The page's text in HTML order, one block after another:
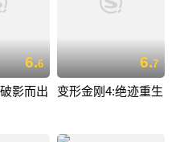
6.6
影而出
6.7
变形金刚4:绝迹重生